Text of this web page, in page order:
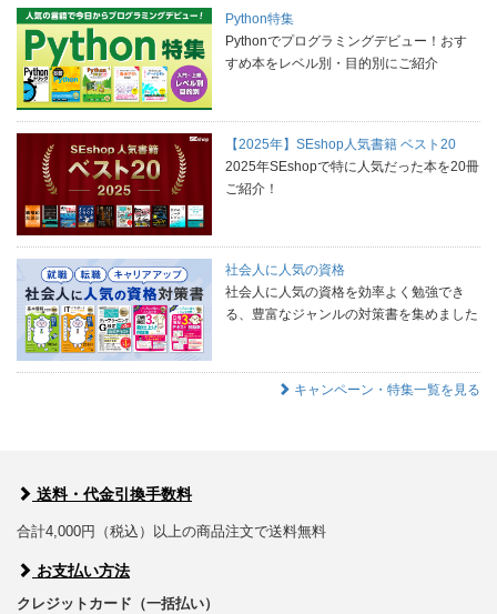
Python特集
Pythonでプログラミングデビュー！おす
すめ本をレベル別・目的別にご紹介
【2025年】SEshop人気書籍 ベスト20
2025年SEshopで特に人気だった本を20冊
ご紹介！
社会人に人気の資格
社会人に人気の資格を効率よく勉強でき
る、豊富なジャンルの対策書を集めました
キャンペーン・特集一覧を見る
送料・代金引換手数料
合計4,000円（税込）以上の商品注文で送料無料
お支払い方法
クレジットカード（一括払い）